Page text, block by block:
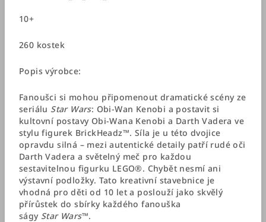
10+
260 kostek
Popis výrobce:
Fanoušci si mohou připomenout dramatické scény ze
seriálu Star Wars: Obi-Wan Kenobi a postavit si
kultovní postavy Obi-Wana Kenobi a Darth Vadera ve
stylu figurek BrickHeadz™. Síla je u této dvojice
opravdu silná – mezi autentické detaily patří rudé oči
Darth Vadera a světelný meč pro každou
sestavitelnou figurku LEGO®. Chybět nesmí ani
výstavní podložky. Tato kreativní stavebnice je
vhodná pro děti od 10 let a poslouží jako skvělý
přírůstek do sbírky každého fanouška
ságy Star Wars™.